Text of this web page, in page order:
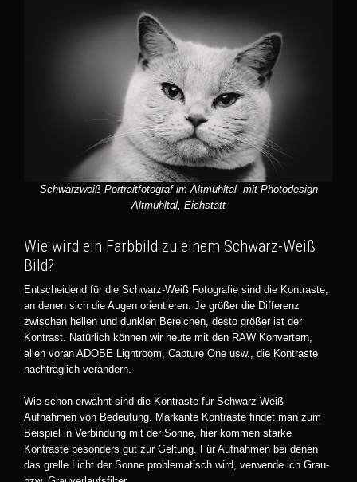
Schwarzweiß Portraitfotograf im Altmühltal -mit Photodesign
Altmühltal, Eichstätt
Wie wird ein Farbbild zu einem Schwarz-Weiß
Bild?
Entscheidend für die Schwarz-Weiß Fotografie sind die Kontraste,
an denen sich die Augen orientieren. Je größer die Differenz
zwischen hellen und dunklen Bereichen, desto größer ist der
Kontrast. Natürlich können wir heute mit den RAW Konvertern,
allen voran ADOBE Lightroom, Capture One usw., die Kontraste
nachträglich verändern.
Wie schon erwähnt sind die Kontraste für Schwarz-Weiß
Aufnahmen von Bedeutung. Markante Kontraste findet man zum
Beispiel in Verbindung mit der Sonne, hier kommen starke
Kontraste besonders gut zur Geltung. Für Aufnahmen bei denen
das grelle Licht der Sonne problematisch wird, verwende ich Grau-